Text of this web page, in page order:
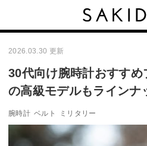
2026.03.30 更新
30代向け腕時計おすす
の高級モデルもラインナ
腕時計 ベルト ミリタリー